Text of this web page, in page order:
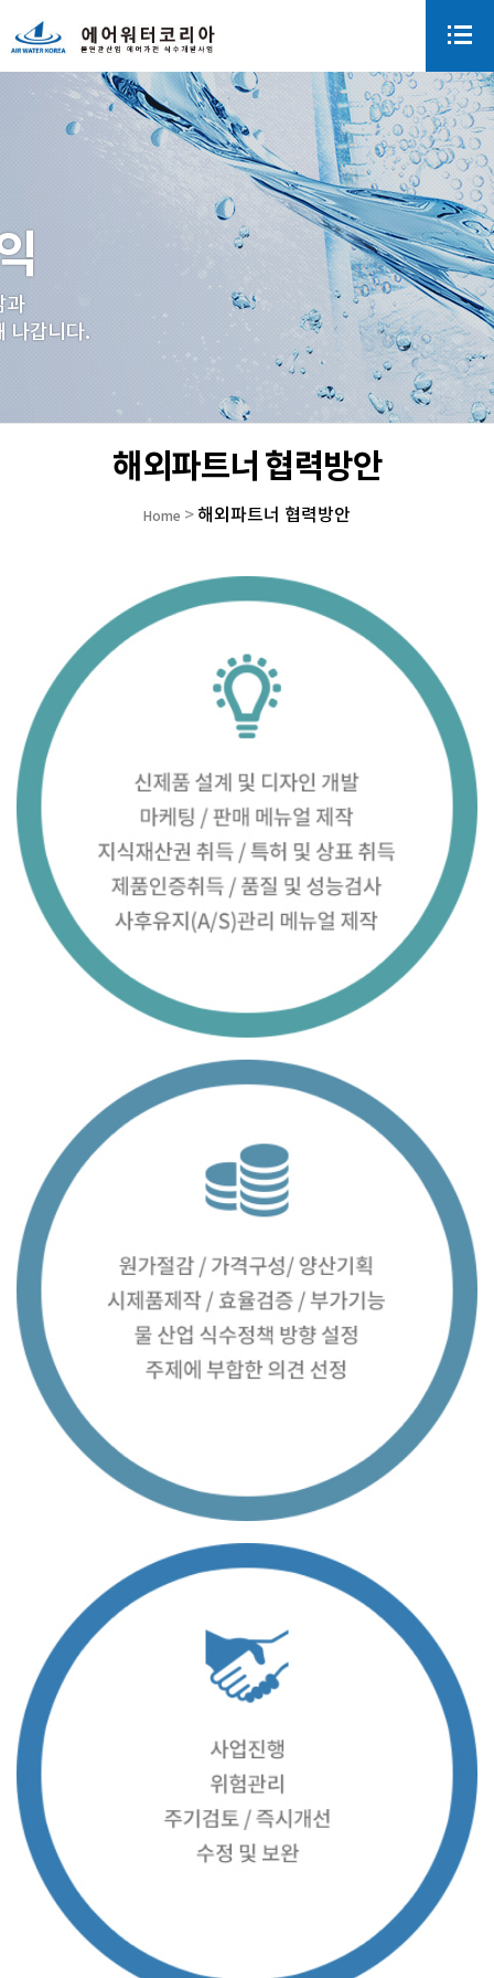
해외파트너 협력방안
Home > 해외파트너 협력방안